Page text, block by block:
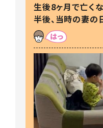
生後8ヶ月で亡く
半後、当時の妻の
た本音とは